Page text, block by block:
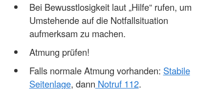
Bei Bewusstlosigkeit laut „Hilfe“ rufen, um
Umstehende auf die Notfallsituation
aufmerksam zu machen.
Atmung prüfen!
Falls normale Atmung vorhanden: Stabile
Seitenlage, dann Notruf 112.